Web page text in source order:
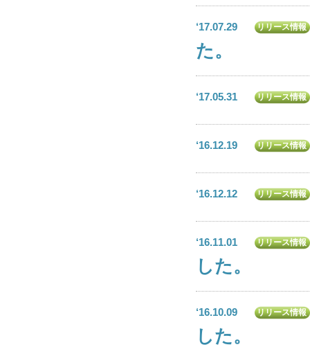
‘17.07.29 リリース情報
た。
‘17.05.31 リリース情報
‘16.12.19 リリース情報
‘16.12.12 リリース情報
‘16.11.01 リリース情報
した。
‘16.10.09 リリース情報
した。